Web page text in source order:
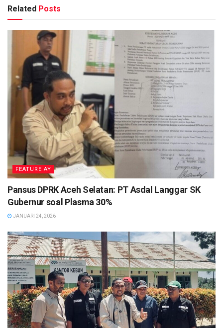
Related Posts
FEATURE AY
Pansus DPRK Aceh Selatan: PT Asdal Langgar SK
Gubernur soal Plasma 30%
JANUARI 24, 2026